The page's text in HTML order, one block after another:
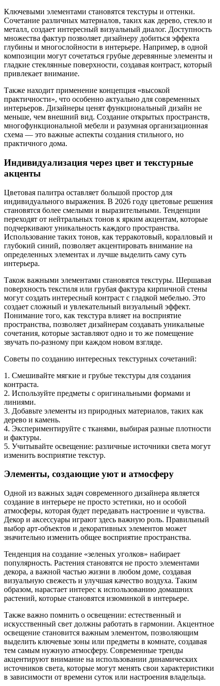
Ключевыми элементами становятся текстуры и оттенки.
Сочетание различных материалов, таких как дерево, стекло и
металл, создает интересный визуальный диалог. Доступность
множества фактур позволяет дизайнеру добиться эффекта
глубины и многослойности в интерьере. Например, в одной
композиции могут сочетаться грубые деревянные элементы и
гладкие стеклянные поверхности, создавая контраст, который
привлекает внимание.
Также находит применение концепция «высокой
практичности», что особенно актуально для современных
интерьеров. Дизайнеры ценят функциональный дизайн не
меньше, чем внешний вид. Создание открытых пространств,
многофункциональной мебели и разумная организационная
схема — это важные аспекты создания стильного, но
практичного дома.
Индивидуализация через цвет и текстурные
акценты
Цветовая палитра оставляет большой простор для
индивидуального выражения. В 2026 году цветовые решения
становятся более смелыми и выразительными. Тенденции
переходят от нейтральных тонов к ярким акцентам, которые
подчеркивают уникальность каждого пространства.
Использование таких тонов, как терракотовый, коралловый и
глубокий синий, позволяет акцентировать внимание на
определенных элементах и лучше выделить саму суть
интерьера.
Також важными элементами становятся текстуры. Шершавая
поверхность текстиля или грубая фактура кирпичной стены
могут создать интересный контраст с гладкой мебелью. Это
создает сложный и увлекательный визуальный эффект.
Понимание того, как текстура влияет на восприятие
пространства, позволяет дизайнерам создавать уникальные
сочетания, которые заставляют одно и то же помещение
звучать по-разному при каждом новом взгляде.
Советы по созданию интересных текстурных сочетаний:
1. Смешивайте мягкие и грубые текстуры для создания
контраста.
2. Используйте предметы с оригинальными формами и
линиями.
3. Добавьте элементы из природных материалов, таких как
дерево и камень.
4. Экспериментируйте с тканями, выбирая разные плотности
и фактуры.
5. Учитывайте освещение: различные источники света могут
изменить восприятие текстур.
Элементы, создающие уют и атмосферу
Одной из важных задач современного дизайнера является
создание в интерьере не просто эстетики, но и особой
атмосферы, которая будет передавать настроение и чувства.
Декор и аксессуары играют здесь важную роль. Правильный
выбор арт-объектов и декоративных элементов может
значительно изменить общее восприятие пространства.
Тенденция на создание «зеленых уголков» набирает
популярность. Растения становятся не просто элементами
декора, а важной частью жизни в любом доме, создавая
визуальную свежесть и улучшая качество воздуха. Таким
образом, нарастает интерес к использованию домашних
растений, которые становятся изюминкой в интерьере.
Также важно помнить о освещении: естественный и
искусственный свет должны работать в гармонии. Акцентное
освещение становится важным элементом, позволяющим
выделить ключевые зоны или предметы в комнате, создавая
тем самым нужную атмосферу. Современные тренды
акцентируют внимание на использовании динамических
источников света, которые могут менять свои характеристики
в зависимости от времени суток или настроения владельца.